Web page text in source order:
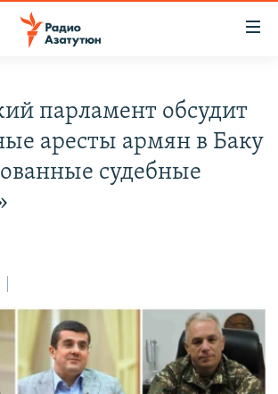
парламент обсудит
аресты армян в Баку
судебные